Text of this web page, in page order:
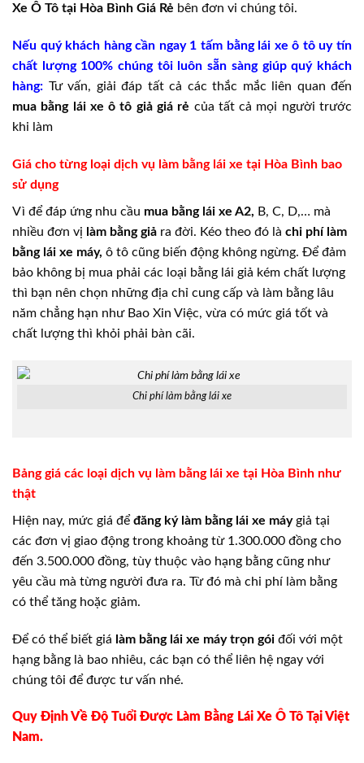
Xe Ô Tô tại Hòa Bình Giá Rẻ bên đơn vi chúng tôi.
Nếu quý khách hàng cần ngay 1 tấm bằng lái xe ô tô uy tín
chất lượng 100% chúng tôi luôn sẵn sàng giúp quý khách
hàng: Tư vấn, giải đáp tất cả các thắc mắc liên quan đến
mua bằng lái xe ô tô giả giá rẻ của tất cả mọi người trước
khi làm
Giá cho từng loại dịch vụ làm bằng lái xe tại Hòa Bình bao
sử dụng
Vì để đáp ứng nhu cầu mua bằng lái xe A2, B, C, D,… mà
nhiều đơn vị làm bằng giả ra đời. Kéo theo đó là chi phí làm
bằng lái xe máy, ô tô cũng biến động không ngừng. Để đảm
bảo không bị mua phải các loại bằng lái giả kém chất lượng
thì bạn nên chọn những địa chỉ cung cấp và làm bằng lâu
năm chẳng hạn như Bao Xin Việc, vừa có mức giá tốt và
chất lượng thì khỏi phải bàn cãi.
Chi phí làm bằng lái xe
Bảng giá các loại dịch vụ làm bằng lái xe tại Hòa Bình như
thật
Hiện nay, mức giá để đăng ký làm bằng lái xe máy giả tại
các đơn vị giao động trong khoảng từ 1.300.000 đồng cho
đến 3.500.000 đồng, tùy thuộc vào hạng bằng cũng như
yêu cầu mà từng người đưa ra. Từ đó mà chi phí làm bằng
có thể tăng hoặc giảm.
Để có thể biết giá làm bằng lái xe máy trọn gói đối với một
hạng bằng là bao nhiêu, các bạn có thể liên hệ ngay với
chúng tôi để được tư vấn nhé.
Quy Định Về Độ Tuổi Được Làm Bằng Lái Xe Ô Tô Tại Việt
Nam.